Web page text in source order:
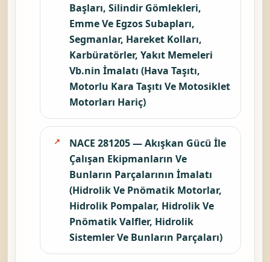
Başları, Silindir Gömlekleri,
Emme Ve Egzos Subapları,
Segmanlar, Hareket Kolları,
Karbüratörler, Yakıt Memeleri
Vb.nin İmalatı (Hava Taşıtı,
Motorlu Kara Taşıtı Ve Motosiklet
Motorları Hariç)
NACE 281205 — Akışkan Gücü İle
Çalışan Ekipmanların Ve
Bunların Parçalarının İmalatı
(Hidrolik Ve Pnömatik Motorlar,
Hidrolik Pompalar, Hidrolik Ve
Pnömatik Valfler, Hidrolik
Sistemler Ve Bunların Parçaları)